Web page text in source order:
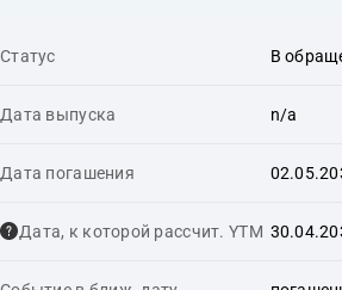
Статус В
Дата выпуска n/a
Дата погашения
Дата, к которой рассчит. YTM